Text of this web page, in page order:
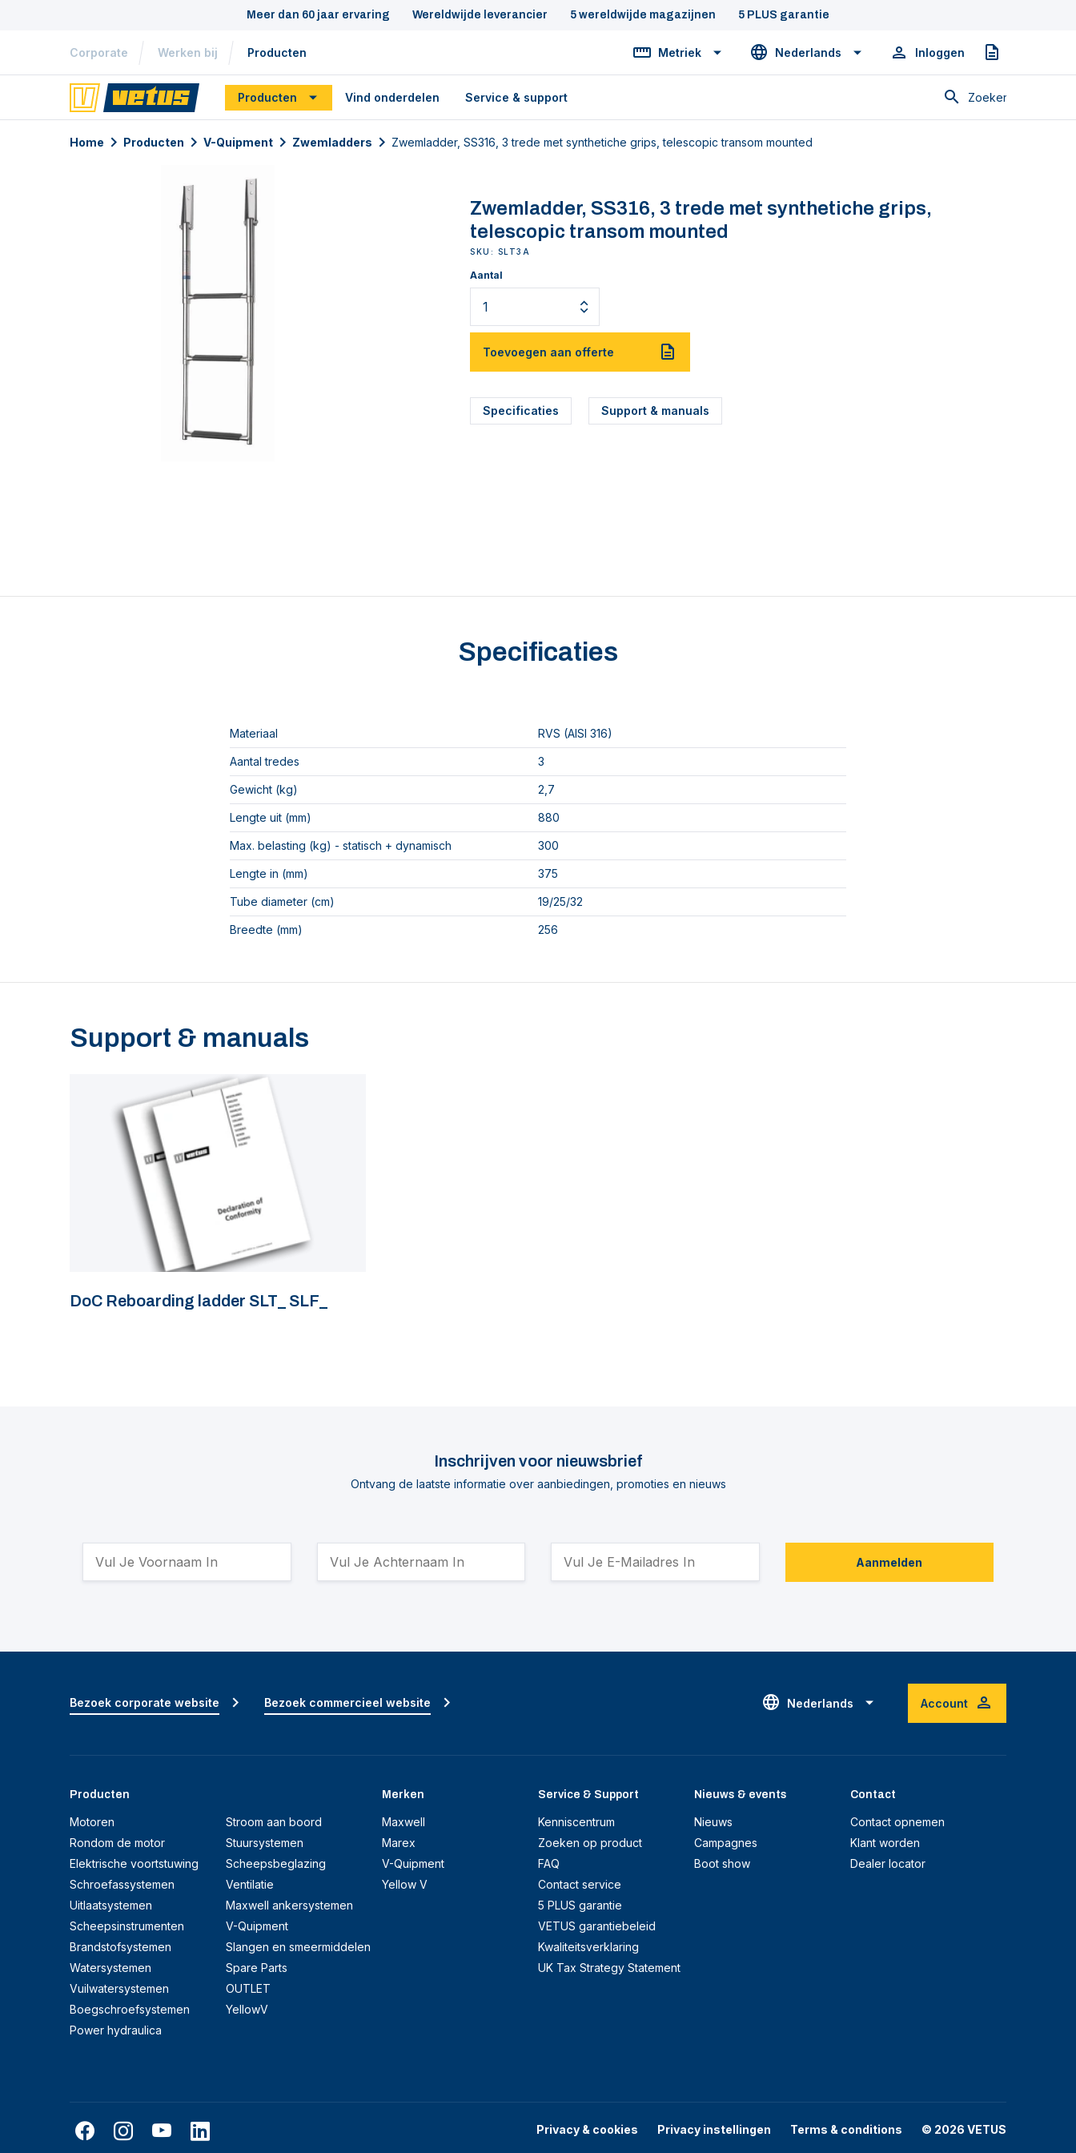
Meer dan 60 jaar ervaring Wereldwijde leverancier 5 wereldwijde magazijnen 5 PLUS garantie
Corporate Werken bij Producten Metriek Nederlands Inloggen Offerte
Producten Vind onderdelen Service & support Zoeken
Home Producten V-Quipment Zwemladders Zwemladder, SS316, 3 trede met synthetiche grips, telescopic transom mounted
Zwemladder, SS316, 3 trede met synthetiche grips,
telescopic transom mounted
SKU: SLT3A
Aantal
Toevoegen aan offerte
Specificaties Support & manuals
Specificaties
Materiaal RVS (AISI 316)
Aantal tredes 3
Gewicht (kg) 2,7
Lengte uit (mm) 880
Max. belasting (kg) - statisch + dynamisch 300
Lengte in (mm) 375
Tube diameter (cm) 19/25/32
Breedte (mm) 256
Support & manuals
DoC Reboarding ladder SLT_ SLF_
Inschrijven voor nieuwsbrief
Ontvang de laatste informatie over aanbiedingen, promoties en nieuws
Aanmelden
Nederlands Account
Producten
Motoren
Rondom de motor
Elektrische voortstuwing
Schroefassystemen
Uitlaatsystemen
Scheepsinstrumenten
Brandstofsystemen
Watersystemen
Vuilwatersystemen
Boegschroefsystemen
Power hydraulica
Stroom aan boord
Stuursystemen
Scheepsbeglazing
Ventilatie
Maxwell ankersystemen
V-Quipment
Slangen en smeermiddelen
Spare Parts
OUTLET
YellowV
Merken
Maxwell
Marex
V-Quipment
Yellow V
Service & Support
Kenniscentrum
Zoeken op product
FAQ
Contact service
5 PLUS garantie
VETUS garantiebeleid
Kwaliteitsverklaring
UK Tax Strategy Statement
Nieuws & events
Nieuws
Campagnes
Boot show
Contact
Contact opnemen
Klant worden
Dealer locator
Bezoek corporate website Bezoek commercieel website
Privacy & cookies Privacy instellingen Terms & conditions © 2026 VETUS